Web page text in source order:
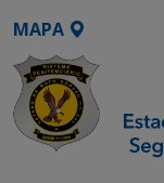
MAPA